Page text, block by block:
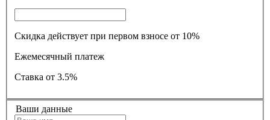
Скидка действует при первом взносе от 10%
Ежемесячный платеж
Ставка от 3.5%
Ваши данные